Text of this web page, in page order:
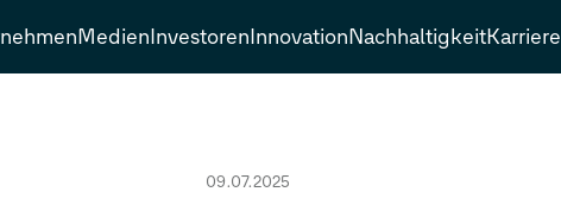
MedienInvestorenInnovationNachhaltigkeitKarriere
09.07.2025